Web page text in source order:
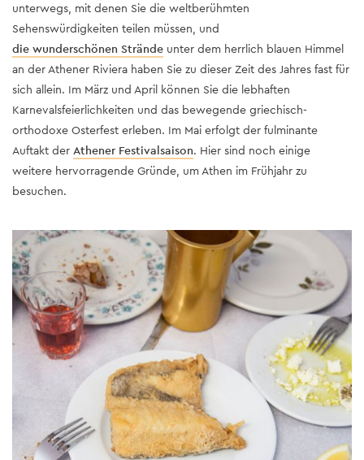
unterwegs, mit denen Sie die weltberühmten
Sehenswürdigkeiten teilen müssen, und
die wunderschönen Strände unter dem herrlich blauen Himmel
an der Athener Riviera haben Sie zu dieser Zeit des Jahres fast für
sich allein. Im März und April können Sie die lebhaften
Karnevalsfeierlichkeiten und das bewegende griechisch-
orthodoxe Osterfest erleben. Im Mai erfolgt der fulminante
Auftakt der Athener Festivalsaison. Hier sind noch einige
weitere hervorragende Gründe, um Athen im Frühjahr zu
besuchen.